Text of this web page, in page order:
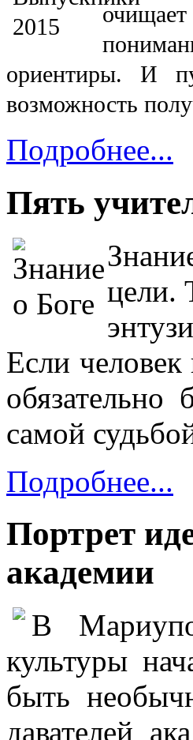
ориентиры.
И
возможность
Подробнее...
Пять
цели.
Если
обязательно
самой
Подробнее...
Портрет
академии
В
культуры
быть
давателей